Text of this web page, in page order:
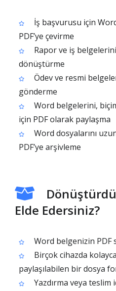
İş başvurusu için
PDF’ye çevirme
Rapor ve iş belgelerini
dönüştürme
Ödev ve resmi
gönderme
Word belgelerini,
için PDF olarak paylaşma
Word dosyalarını
PDF’ye arşivleme
Elde Edersiniz?
Word belgenizin PDF
Birçok cihazda
paylaşılabilen bir dosya
Yazdırma veya